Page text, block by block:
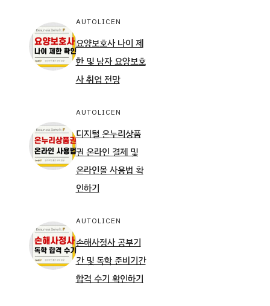
AUTOLICEN
요양보호사 나이 제
한 및 남자 요양보호
사 취업 전망
AUTOLICEN
디지털 온누리상품
권 온라인 결제 및
온라인몰 사용법 확
인하기
AUTOLICEN
손해사정사 공부기
간 및 독학 준비기간
합격 수기 확인하기